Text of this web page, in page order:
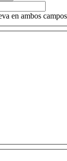
en ambos